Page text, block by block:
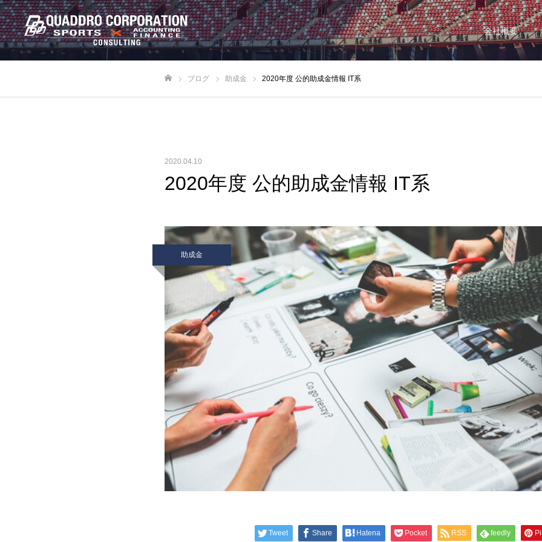
会社概要
ブログ 助成金 2020年度 公的助成金情報 IT系
2020.04.10
2020年度 公的助成金情報 IT系
助成金
Tweet Share Hatena Pocket RSS feedly